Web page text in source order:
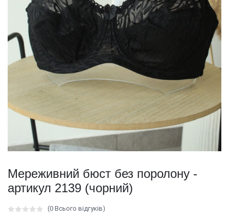
Мереживний бюст без поролону -
артикул 2139 (чорний)
(0 Всього відгуків)